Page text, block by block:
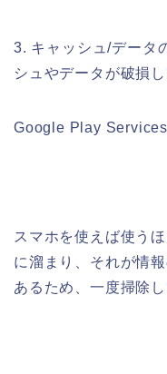
3. キャッシュ/データ
シュやデータが破損
Google Play Services
スマホを使えば使う
に溜まり、それが情
あるため、一度掃除